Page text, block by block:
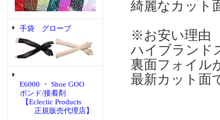
手袋 グローブ
E6000 ・ Shoe GOO
ボンド/接着剤
【Eclectic Products
正規販売代理店】
綺麗なカット
※お安い理由
ハイブランド
裏面フォイル
最新カット面